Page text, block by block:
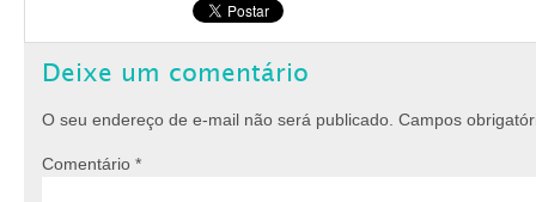
Deixe um comentário
O seu endereço de e-mail não será publicado. Campos
Comentário *